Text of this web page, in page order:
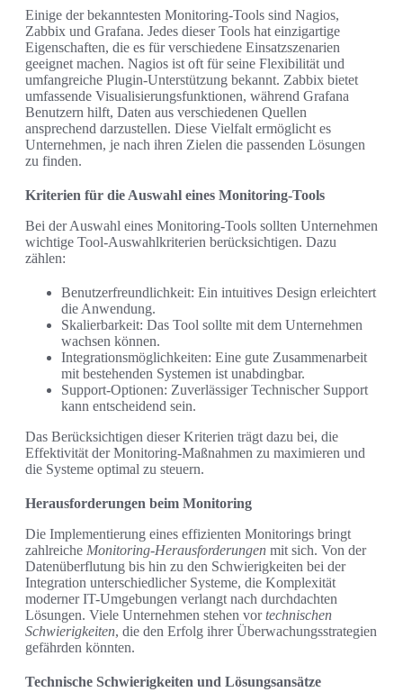
Einige der bekanntesten Monitoring-Tools sind Nagios,
Zabbix und Grafana. Jedes dieser Tools hat einzigartige
Eigenschaften, die es für verschiedene Einsatzszenarien
geeignet machen. Nagios ist oft für seine Flexibilität und
umfangreiche Plugin-Unterstützung bekannt. Zabbix bietet
umfassende Visualisierungsfunktionen, während Grafana
Benutzern hilft, Daten aus verschiedenen Quellen
ansprechend darzustellen. Diese Vielfalt ermöglicht es
Unternehmen, je nach ihren Zielen die passenden Lösungen
zu finden.
Kriterien für die Auswahl eines Monitoring-Tools
Bei der Auswahl eines Monitoring-Tools sollten Unternehmen
wichtige Tool-Auswahlkriterien berücksichtigen. Dazu
zählen:
Benutzerfreundlichkeit: Ein intuitives Design erleichtert
die Anwendung.
Skalierbarkeit: Das Tool sollte mit dem Unternehmen
wachsen können.
Integrationsmöglichkeiten: Eine gute Zusammenarbeit
mit bestehenden Systemen ist unabdingbar.
Support-Optionen: Zuverlässiger Technischer Support
kann entscheidend sein.
Das Berücksichtigen dieser Kriterien trägt dazu bei, die
Effektivität der Monitoring-Maßnahmen zu maximieren und
die Systeme optimal zu steuern.
Herausforderungen beim Monitoring
Die Implementierung eines effizienten Monitorings bringt
zahlreiche Monitoring-Herausforderungen mit sich. Von der
Datenüberflutung bis hin zu den Schwierigkeiten bei der
Integration unterschiedlicher Systeme, die Komplexität
moderner IT-Umgebungen verlangt nach durchdachten
Lösungen. Viele Unternehmen stehen vortechnischen
Schwierigkeiten, die den Erfolg ihrer Überwachungsstrategien
gefährden könnten.
Technische Schwierigkeiten und Lösungsansätze